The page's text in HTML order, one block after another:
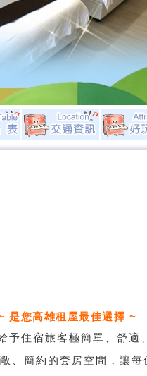
是您高雄租屋最佳選擇 ~
予住宿旅客極簡單、舒適
、簡約的套房空間，讓每